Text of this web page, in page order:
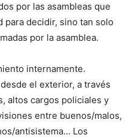
por las asambleas que
para decidir, sino tan solo
por la asamblea.
internamente.
el exterior, a través
altos cargos policiales y
entre buenos/malos,
antisistema… Los